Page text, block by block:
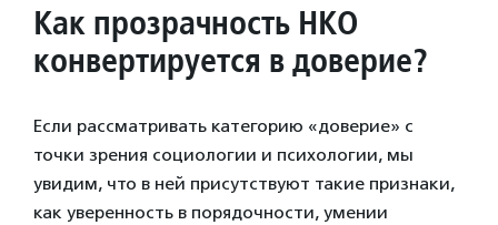
Как прозрачность НКО
конвертируется в доверие?
Если рассматривать категорию «доверие» с
точки зрения социологии и психологии, мы
увидим, что в ней присутствуют такие признаки,
как уверенность в порядочности, умении